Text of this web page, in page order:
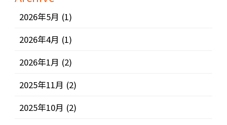
2026年5月 (1)
2026年4月 (1)
2026年1月 (2)
2025年11月 (2)
2025年10月 (2)